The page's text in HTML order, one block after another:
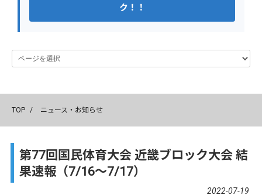
ク！！
TOP / ニュース・お知らせ
第77回国民体育大会 近畿ブロック大会 結
果速報（7/16～7/17）
2022-07-19